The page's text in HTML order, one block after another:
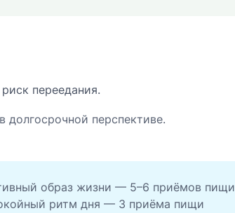
переедания.
перспективе.
образ жизни — 5–6 приёмов пищи
ритм дня — 3 приёма пищи